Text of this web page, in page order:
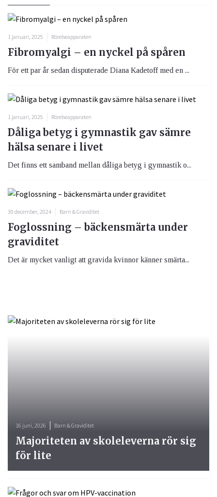
1 januari, 2025 Rörelseapparaten
Fibromyalgi – en nyckel på spåren
För ett par år sedan disputerade Diana Kadetoff med en ...
1 januari, 2025 Rörelseapparaten
Dåliga betyg i gymnastik gav sämre
hälsa senare i livet
Det finns ett samband mellan dåliga betyg i gymnastik o...
30 december, 2024 Barn & Graviditet
Foglossning – bäckensmärta under
graviditet
Det är mycket vanligt att gravida kvinnor känner smärta...
16 juni, 2026 Barn & Graviditet
Majoriteten av skoleleverna rör sig
för lite